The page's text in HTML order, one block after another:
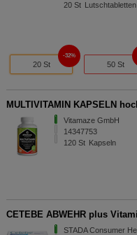
20 St Lutschtabletten
20 St
32%
50 St
MULTIVITAMIN KAPSELN
Vitamaze GmbH
14347753
120 St Kapseln
CETEBE ABWEHR plus
STADA Consumer